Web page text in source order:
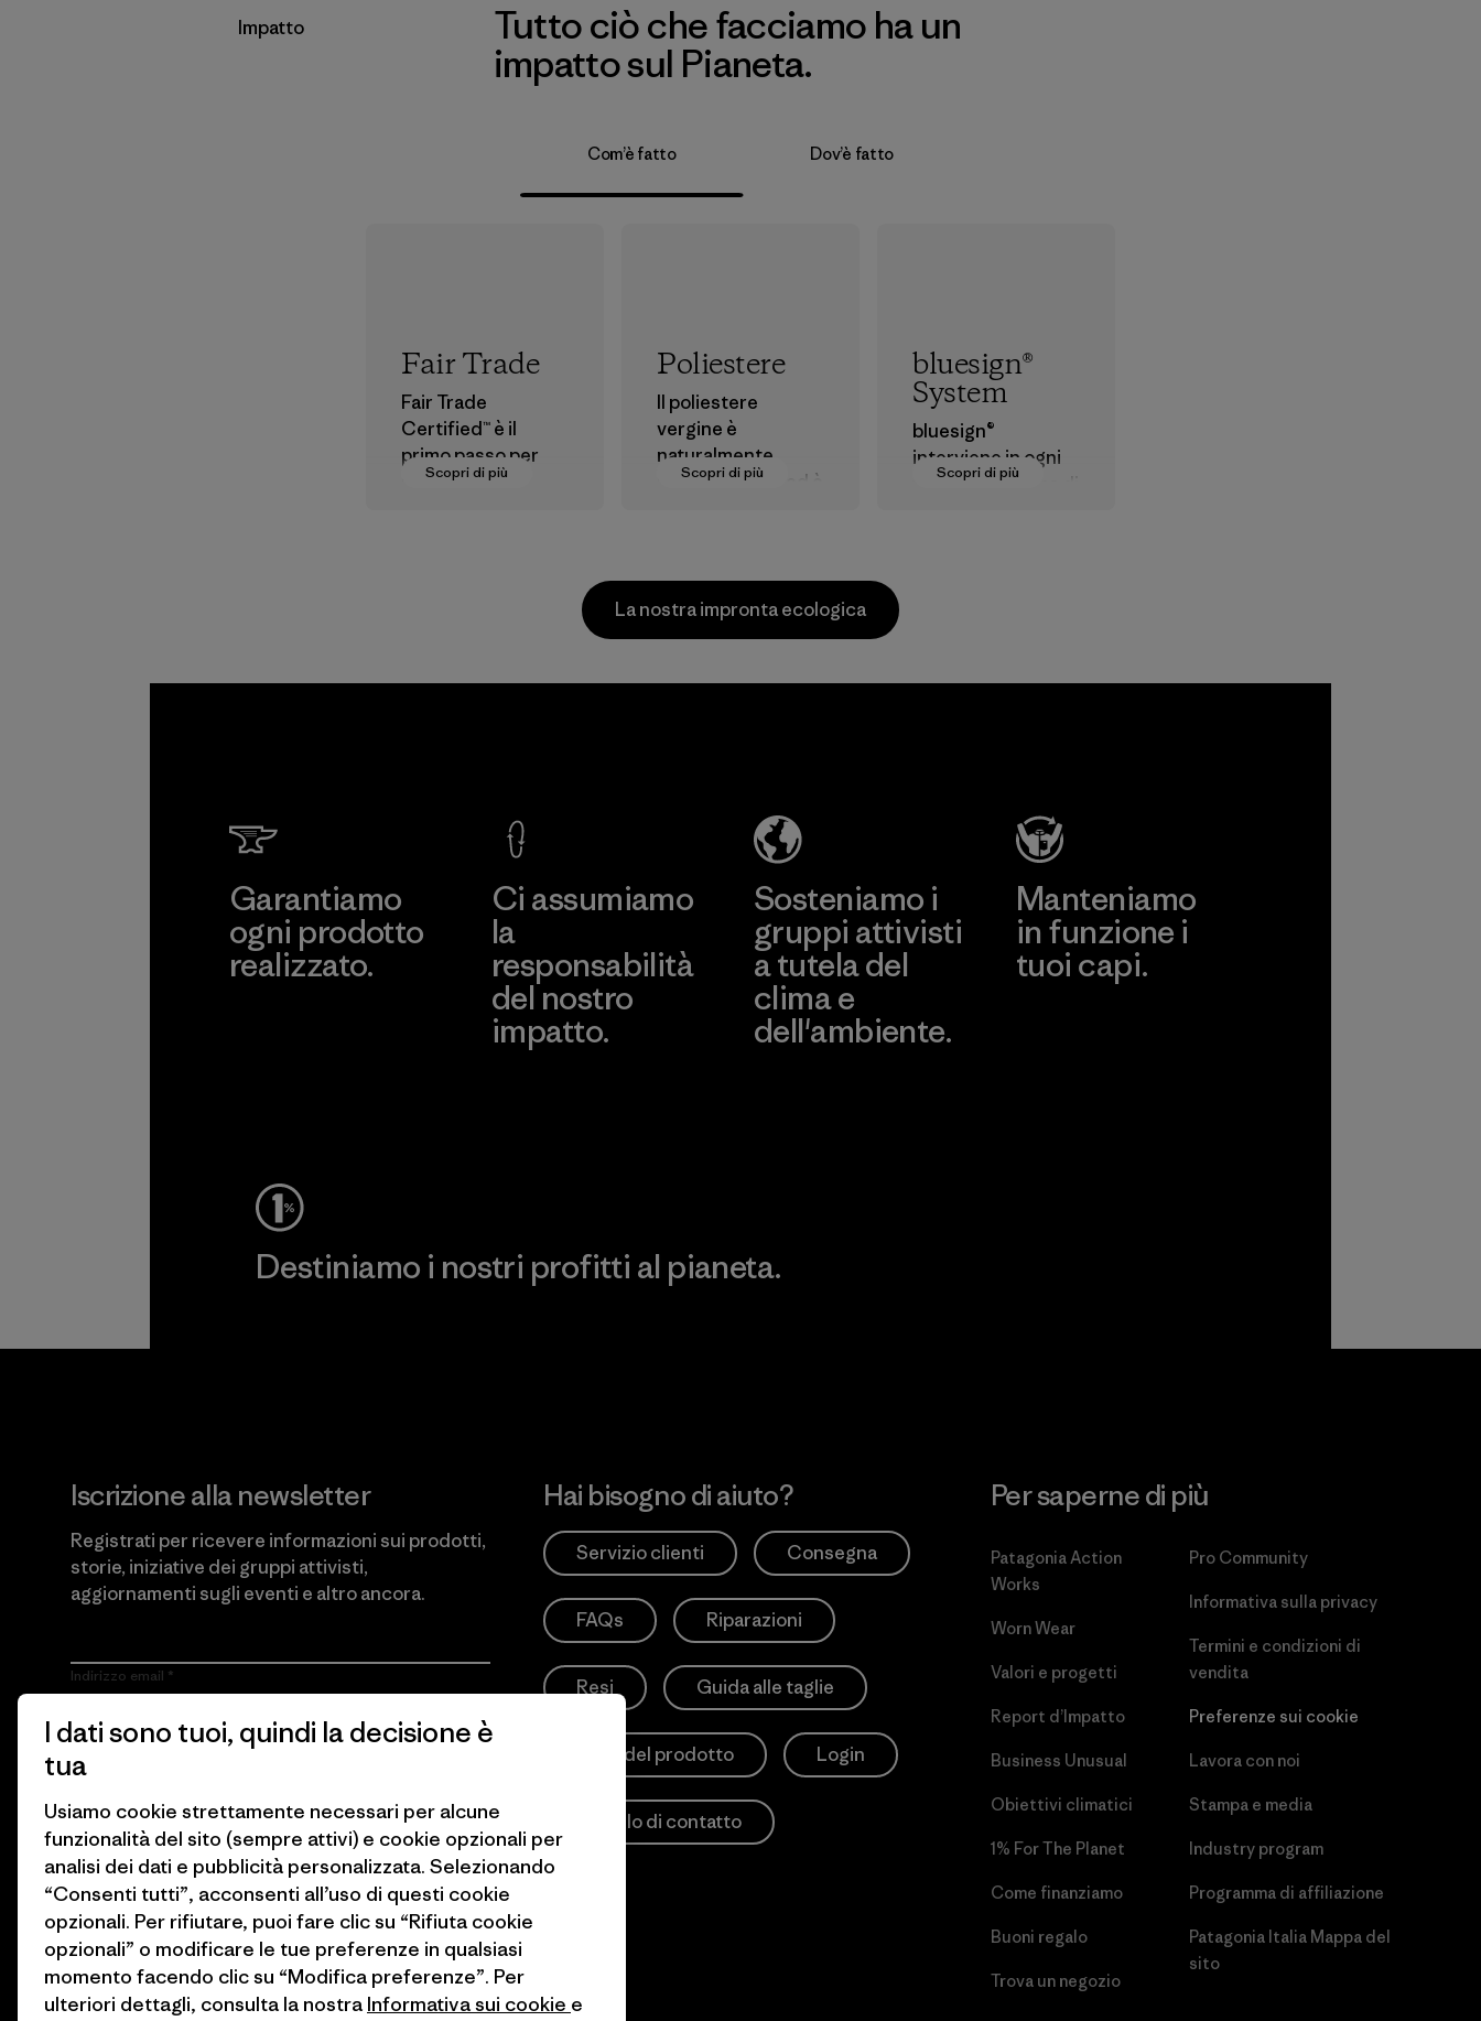
Impatto
Tutto ciò che facciamo ha un
impatto sul Pianeta.
Com’è fatto Dov’è fatto
Scopri di più
Fair Trade
Fair Trade
Certified™ è il
primo passo per
pagare salari
Scopri di più
Poliestere
Il poliestere
vergine è
naturalmente
idrorepellente ed è
all'aperto.
Scopri di più
bluesign®
System
bluesign®
interviene in ogni
fase della catena di
Material-supplier
La nostra impronta ecologica
Garantiamo
ogni prodotto
realizzato.
Ci assumiamo
la
responsabilità
del nostro
impatto.
Sosteniamo i
gruppi attivisti
a tutela del
clima e
dell'ambiente.
Manteniamo
in funzione i
tuoi capi.
Destiniamo i nostri profitti al pianeta.
Iscrizione alla newsletter
Registrati per ricevere informazioni sui prodotti,
storie, iniziative dei gruppi attivisti,
aggiornamenti sugli eventi e altro ancora.
Indirizzo email
Cliccando sul pulsante Iscriviti, accetto che Patagonia utilizzi il
mio indirizzo e-mail e mi invii e-mail con informazioni sui
prodotti, storie, iniziative dei gruppi attivisti, aggiornamenti sugli
di Patagonia.
Iscriviti
Hai bisogno di aiuto?
Servizio clienti Consegna
FAQs Riparazioni
Resi Guida alle taglie
Cura del prodotto Login
Modulo di contatto
Per saperne di più
Patagonia Action
Works
Worn Wear
Valori e progetti
Report d’Impatto
Business Unusual
Obiettivi climatici
1% For The Planet
Come finanziamo
Buoni regalo
Trova un negozio
Pro Community
Informativa sulla privacy
Termini e condizioni di
vendita
Preferenze sui cookie
Lavora con noi
Stampa e media
Industry program
Programma di affiliazione
Patagonia Italia Mappa del
sito
I dati sono tuoi, quindi la decisione è
tua
Usiamo cookie strettamente necessari per alcune
funzionalità del sito (sempre attivi) e cookie opzionali per
analisi dei dati e pubblicità personalizzata. Selezionando
“Consenti tutti”, acconsenti all’uso di questi cookie
opzionali. Per rifiutare, puoi fare clic su “Rifiuta cookie
opzionali” o modificare le tue preferenze in qualsiasi
momento facendo clic su “Modifica preferenze”. Per
ulteriori dettagli, consulta la nostra Informativa sui cookie e